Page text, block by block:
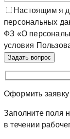
Настоящим я
персональных
ФЗ «О
условия
Оформить заявку
Заполните поля
в течении